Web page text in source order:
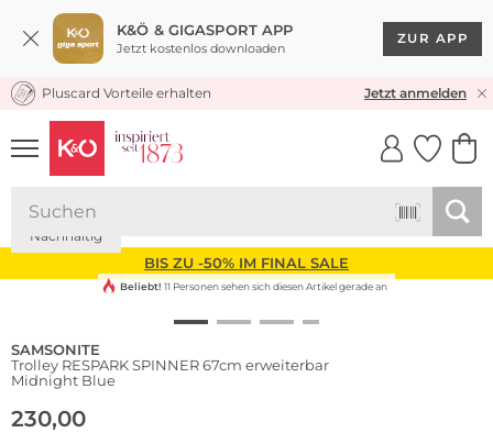
K&Ö & GIGASPORT APP
Jetzt kostenlos downloaden
ZUR APP
KOSTENLOSER VERSAND* & RÜCKVERSAND
Pluscard Vorteile erhalten Jetzt anmelden
UNSERE APP
CLICK &
BIS ZU -50% IM FINAL SALE
Nachhaltig
Beliebt! 11 Personen sehen sich diesen Artikel gerade an
SAMSONITE
Trolley RESPARK SPINNER 67cm erweiterbar
Midnight Blue
230,00